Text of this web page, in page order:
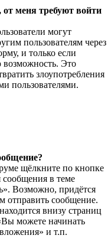
меня требуют войти
могут
пользователям через
и только если
возможность. Это
злоупотребления
пользователями.
щёлкните по кнопке
в теме
Возможно, придётся
отправить сообщение.
внизу страниц
можете начинать
и т.п.